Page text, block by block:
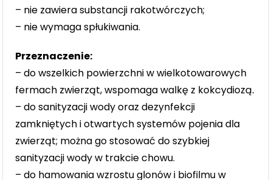
– nie zawiera substancji rakotwórczych;
– nie wymaga spłukiwania.
Przeznaczenie:
– do wszelkich powierzchni w wielkotowarowych
fermach zwierząt, wspomaga walkę z kokcydiozą.
– do sanityzacji wody oraz dezynfekcji
zamkniętych i otwartych systemów pojenia dla
zwierząt; można go stosować do szybkiej
sanityzacji wody w trakcie chowu.
– do hamowania wzrostu glonów i biofilmu w